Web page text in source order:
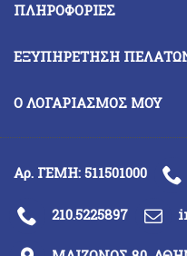
ΠΛΗΡΟΦΟΡΊΕΣ
ΕΞΥΠΗΡΈΤΗΣΗ
Ο ΛΟΓΑΡΙΑΣΜΌΣ ΜΟΥ
Αρ. ΓΕΜΗ: 511501000
210.5225897